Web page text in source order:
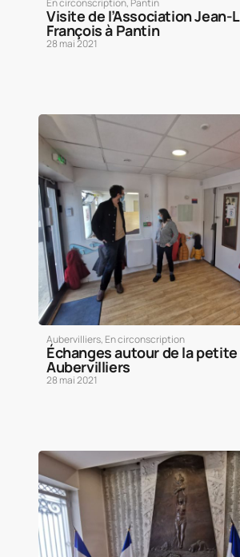
Visite de l’Association Jean-
François à Pantin
28 mai 2021
Aubervilliers, En circonscription
Échanges autour de la
Aubervilliers
28 mai 2021